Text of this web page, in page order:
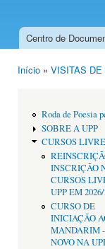
Menu principal
Centro de
Início » VISITAS DE
Roda de Poesia
SOBRE A UPP
CURSOS
INSCRIÇÃO
CURSOS
UPP EM
CURSO DE
INICIAÇÃO
MANDARIM
NOVO NA